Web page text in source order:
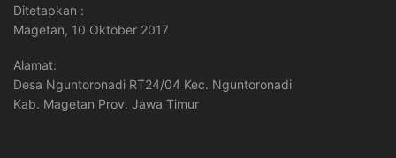
Ditetapkan :
Magetan, 10 Oktober 2017
Alamat:
Desa Nguntoronadi RT24/04 Kec. Nguntoronadi
Kab. Magetan Prov. Jawa Timur